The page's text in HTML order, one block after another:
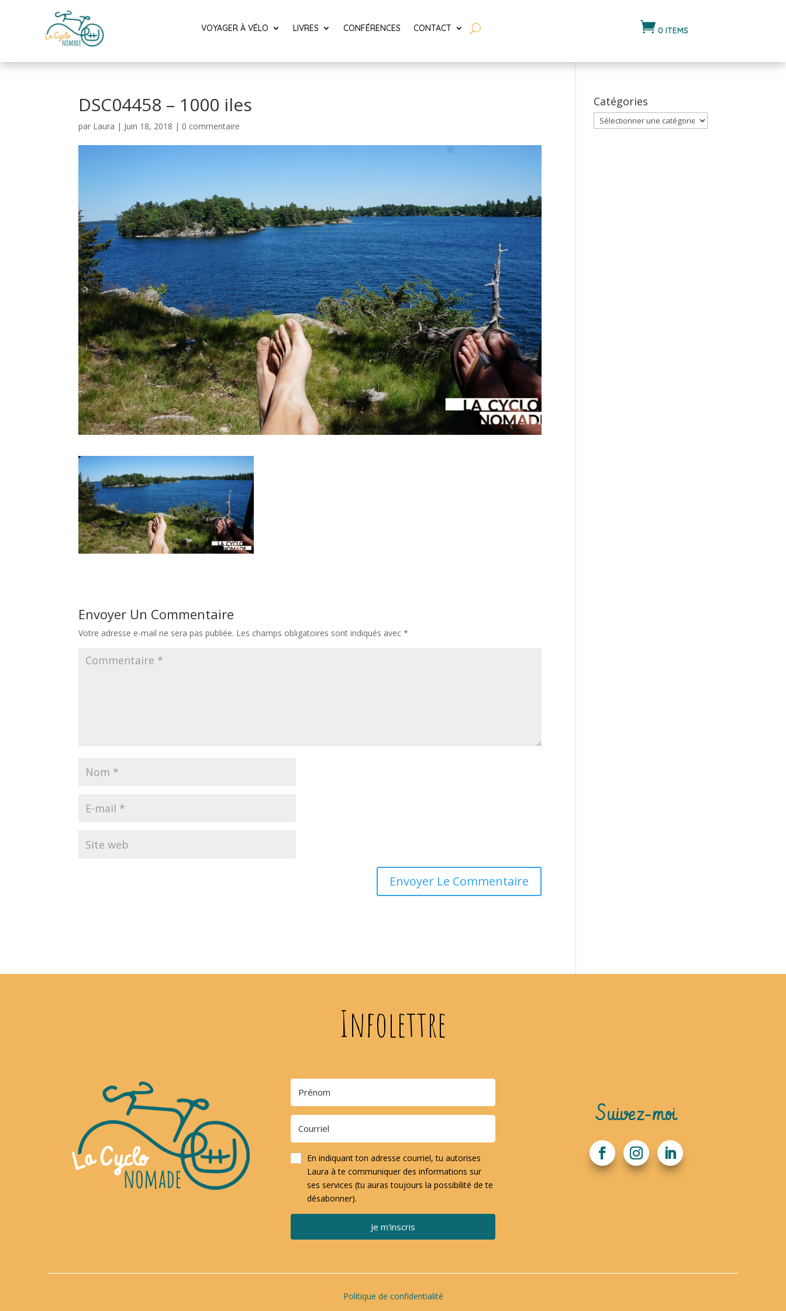
VOYAGER À VÉLO LIVRES CONFÉRENCES CONTACT  0 ITEMS
DSC04458 – 1000 iles
par Laura | Juin 18, 2018 | 0 commentaire
Envoyer Un Commentaire
Votre adresse e-mail ne sera pas publiée. Les champs obligatoires sont indiqués avec*
Catégories
Catégories
Infolettre
En indiquant ton adresse courriel, tu autorises
Laura à te communiquer des informations sur
ses services (tu auras toujours la possibilité de te
désabonner).
Je m'inscris
Suivez-moi
Politique de confidentialité